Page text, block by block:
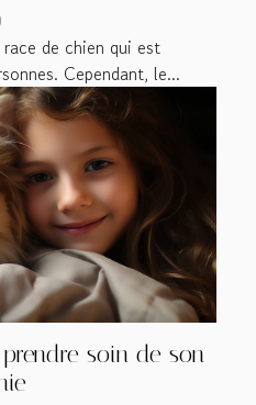
de chien qui est
Cependant, le...
soin de son